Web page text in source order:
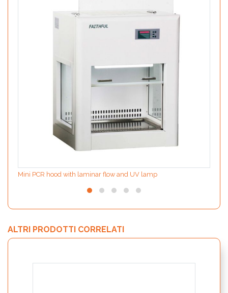
Mini PCR hood with laminar flow and UV lamp
ALTRI PRODOTTI CORRELATI